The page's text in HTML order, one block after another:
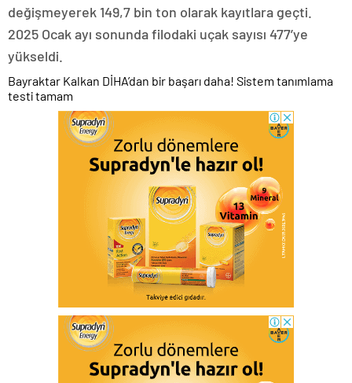
değişmeyerek 149,7 bin ton olarak kayıtlara geçti.
2025 Ocak ayı sonunda filodaki uçak sayısı 477’ye
yükseldi.
Bayraktar Kalkan DİHA’dan bir başarı daha! Sistem tanımlama
testi tamam